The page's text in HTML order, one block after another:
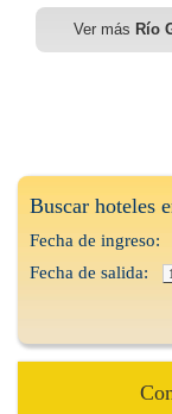
Ver más Río
Buscar hoteles
Fecha de ingreso:
Fecha de salida: